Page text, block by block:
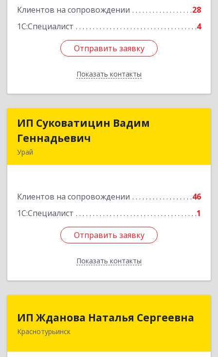
Клиентов на сопровождении
28
1С:Специалист
4
Отправить заявку
Показать контакты
Подробнее
Отправить заявку
Назад
ИП Суковатицин Вадим
Геннадьевич
Урай
Клиентов на сопровождении
46
1С:Специалист
1
Отправить заявку
Показать контакты
ИП Суковатицин Вадим
Подробнее
Отправить заявку
Назад
ИП Жданова Наталья Сергеевна
Краснотурьинск